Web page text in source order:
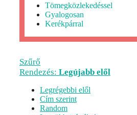
Tömegközlekedéssel
Gyalogosan
Kerékpárral
Szűrő
Rendezés: Legújabb elől
Legrégebbi elől
Cím szerint
Random